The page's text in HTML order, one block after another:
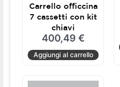
Carrello officcina
7 cassetti con kit
chiavi
400,49 €
Aggiungi al carrello